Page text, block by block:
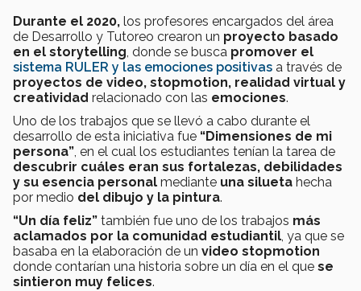
Durante el 2020, los profesores encargados del área
de Desarrollo y Tutoreo crearon un proyecto basado
en el storytelling, donde se busca promover el
sistema RULER y las emociones positivas a través de
proyectos de video, stopmotion, realidad virtual y
creatividad relacionado con las emociones.
Uno de los trabajos que se llevó a cabo durante el
desarrollo de esta iniciativa fue “Dimensiones de mi
persona”, en el cual los estudiantes tenían la tarea de
descubrir cuáles eran sus fortalezas, debilidades
y su esencia personal mediante una silueta hecha
por medio del dibujo y la pintura.
“Un día feliz” también fue uno de los trabajos más
aclamados por la comunidad estudiantil, ya que se
basaba en la elaboración de un video stopmotion
donde contarían una historia sobre un día en el que se
sintieron muy felices.